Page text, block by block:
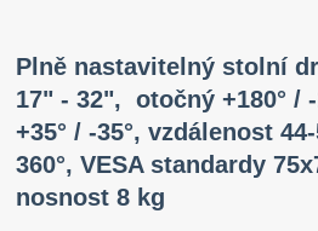
Plně nastavitelný stolní
17" - 32", otočný +180° /
+35° / -35°, vzdálenost
360°, VESA standardy
nosnost 8 kg